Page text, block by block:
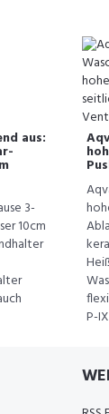
aus:
3-
10cm
P-